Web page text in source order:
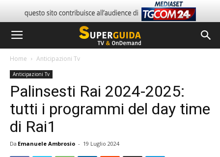
Home Anticipazioni Tv
Anticipazioni Tv
Palinsesti Rai 2024-2025:
tutti i programmi del day time
di Rai1
Da Emanuele Ambrosio - 19 Luglio 2024